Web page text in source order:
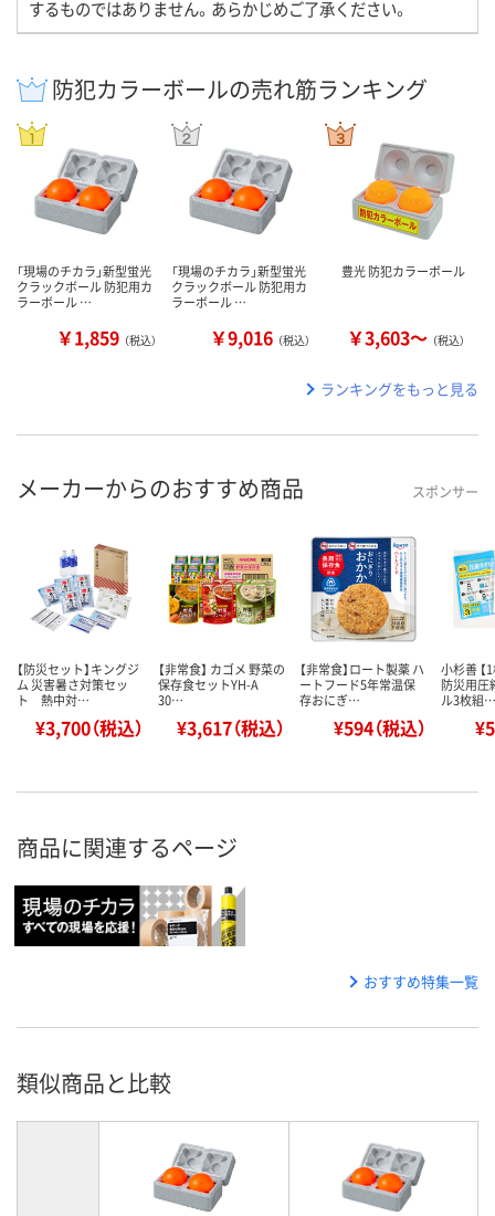
するものではありません。あらかじめご了承ください。
防犯カラーボールの売れ筋ランキング
「現場のチカラ」新型蛍光
クラックボール 防犯用カ
ラーボール …
￥1,859 （税込）
「現場のチカラ」新型蛍光
クラックボール 防犯用カ
ラーボール …
￥9,016 （税込）
豊光 防犯カラーボール
￥3,603～ （税込）
ランキングをもっと見る
メーカーからのおすすめ商品 スポンサー
【防災セット】キングジ
ム 災害暑さ対策セッ
ト 熱中対…
¥3,700（税込）
【非常食】 カゴメ 野菜の
保存食セットYH-A
30…
¥3,617（税込）
【非常食】ロート製薬 ハ
ートフード5年常温保
存おにぎ…
¥594（税込）
小杉善 【
防災用圧
ル3枚組…
商品に関連するページ
おすすめ特集一覧
類似商品と比較